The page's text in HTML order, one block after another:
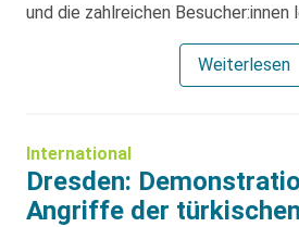
und die zahlreichen Besucher:innen
Weiterlesen
International
Dresden:
Angriffe der